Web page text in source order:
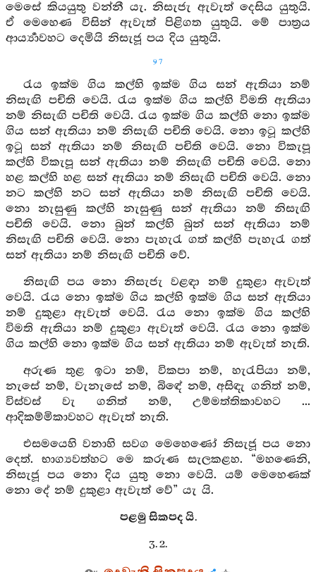
මෙසේ කියයුතු වන්නී යැ. නිසැජැ ඇවැත් දෙසිය යුතුයි.
ඒ මෙහෙණ විසින් ඇවැත් පිළිගත යුතුයි. මේ පාත්‍රය
ආර්‍ය්‍යාවහට දෙමියි නිසැජූ පය දිය යුතුයි.
97
රැය ඉක්ම ගිය කල්හි ඉක්ම ගිය සන් ඇතියා නම්
නිසැඟි පචිති වෙයි. රැය ඉක්ම ගිය කල්හි විමති ඇතියා
නම් නිසැඟි පචිති වෙයි. රැය ඉක්ම ගිය කල්හි නො ඉක්ම
ගිය සන් ඇතියා නම් නිසැඟි පචිති වෙයි. නො ඉටූ කල්හි
ඉටූ සන් ඇතියා නම් නිසැඟි පචිති වෙයි. නො විකැපූ
කල්හි විකැපූ සන් ඇතියා නම් නිසැඟි පචිති වෙයි. නො
හළ කල්හි හළ සන් ඇතියා නම් නිසැඟි පචිති වෙයි. නො
නට කල්හි නට සන් ඇතියා නම් නිසැඟි පචිති වෙයි.
නො නැසුණු කල්හි නැසුණු සන් ඇතියා නම් නිසැඟි
පචිති වෙයි. නො බුන් කල්හි බුන් සන් ඇතියා නම්
නිසැඟි පචිති වෙයි. නො පැහැරැ ගත් කල්හි පැහැරැ ගත්
සන් ඇතියා නම් නිසැඟි පචිති වේ.
නිසැඟි පය නො නිසැජැ වළඳා නම් දුකුළා ඇවැත්
වෙයි. රැය නො ඉක්ම ගිය කල්හි ඉක්ම ගිය සන් ඇතියා
නම් දුකුළා ඇවැත් වෙයි. රැය නො ඉක්ම ගිය කල්හි
විමති ඇතියා නම් දුකුළා ඇවැත් වෙයි. රැය නො ඉක්ම
ගිය කල්හි නො ඉක්ම ගිය සන් ඇතියා නම් ඇවැත් නැති.
අරුණ තුළ ඉටා නම්, විකපා නම්, හැරැපියා නම්,
නැසේ නම්, වැනැසේ නම්, බිඳේ නම්, අසිඳැ ගනිත් නම්,
විස්වස් වැ ගනිත් නම්, උම්මත්තිකාවහට ...
ආදිකම්මිකාවහට ඇවැත් නැති.
එසමයෙහි වනාහි සවග මෙහෙණෝ නිසැජූ පය නො
දෙත්. භාග්‍යවත්හට මෙ කරුණ සැලකළහ. “මහණෙනි,
නිසැජූ පය නො දිය යුතු නො වෙයි. යම් මෙහෙණක්
නො දේ නම් දුකුළා ඇවැත් වේ” යැ යි.
පළමු සිකපද යි.
3. 2.